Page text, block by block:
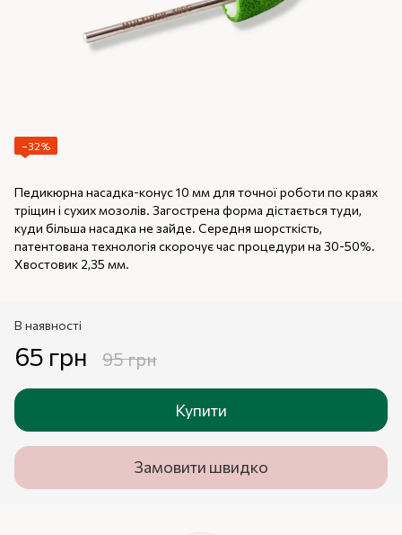
−32%
Педикюрна насадка-конус 10 мм для точної роботи по краях
тріщин і сухих мозолів. Загострена форма дістається туди,
куди більша насадка не зайде. Середня шорсткість,
патентована технологія скорочує час процедури на 30-50%.
Хвостовик 2,35 мм.
В наявності
65 грн 95 грн
Купити
Замовити швидко